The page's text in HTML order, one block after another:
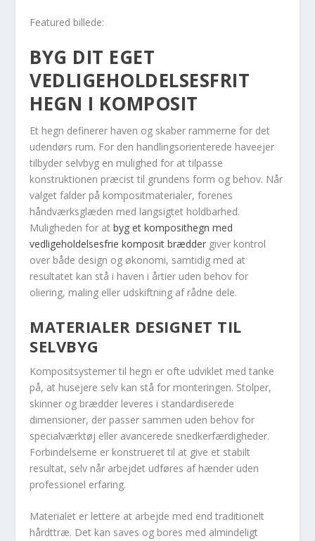
Featured billede:
BYG DIT EGET
VEDLIGEHOLDELSESFRIT
HEGN I KOMPOSIT
Et hegn definerer haven og skaber rammerne for det
udendørs rum. For den handlingsorienterede haveejer
tilbyder selvbyg en mulighed for at tilpasse
konstruktionen præcist til grundens form og behov. Når
valget falder på kompositmaterialer, forenes
håndværksglæden med langsigtet holdbarhed.
Muligheden for atbyg et komposithegn med
vedligeholdelsesfrie komposit brædder giver kontrol
over både design og økonomi, samtidig med at
resultatet kan stå i haven i årtier uden behov for
oliering, maling eller udskiftning af rådne dele.
MATERIALER DESIGNET TIL
SELVBYG
Kompositsystemer til hegn er ofte udviklet med tanke
på, at husejere selv kan stå for monteringen. Stolper,
skinner og brædder leveres i standardiserede
dimensioner, der passer sammen uden behov for
specialværktøj eller avancerede snedkerfærdigheder.
Forbindelserne er konstrueret til at give et stabilt
resultat, selv når arbejdet udføres af hænder uden
professionel erfaring.
Materialet er lettere at arbejde med end traditionelt
hårdttræ. Det kan saves og bores med almindeligt